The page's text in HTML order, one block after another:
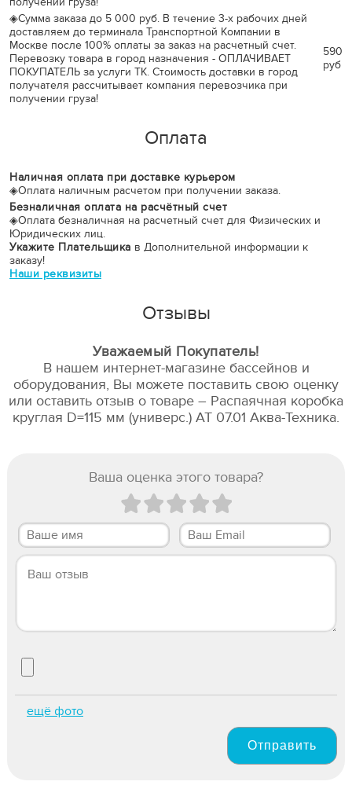
◈Сумма заказа до 5 000 руб. В течение 3-х рабочих дней
доставляем до терминала Транспортной Компании в
Москве после 100% оплаты за заказ на расчетный счет.
Перевозку товара в город назначения - ОПЛАЧИВАЕТ
ПОКУПАТЕЛЬ за услуги ТК. Стоимость доставки в город
получателя рассчитывает компания перевозчика при
получении груза!
590
руб
Оплата
Наличная оплата при доставке курьером
◈Оплата наличным расчетом при получении заказа.
Безналичная оплата на расчётный счет
◈Оплата безналичная на расчетный счет для Физических и
Юридических лиц.
Укажите Плательщика в Дополнительной информации к
заказу!
Наши реквизиты
Отзывы
Уважаемый Покупатель!
В нашем интернет-магазине бассейнов и
оборудования, Вы можете поставить свою оценку
или оставить отзыв о товаре – Распаячная коробка
круглая D=115 мм (универс.) АТ 07.01 Аква-Техника.
Ваша оценка этого товара?
ещё фото
Отправить